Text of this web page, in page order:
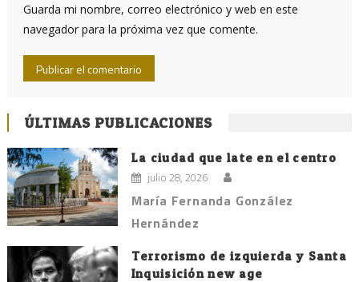
Guarda mi nombre, correo electrónico y web en este
navegador para la próxima vez que comente.
ÚLTIMAS PUBLICACIONES
La ciudad que late en el centro
julio 28, 2026
María Fernanda González
Hernández
Terrorismo de izquierda y Santa
Inquisición new age